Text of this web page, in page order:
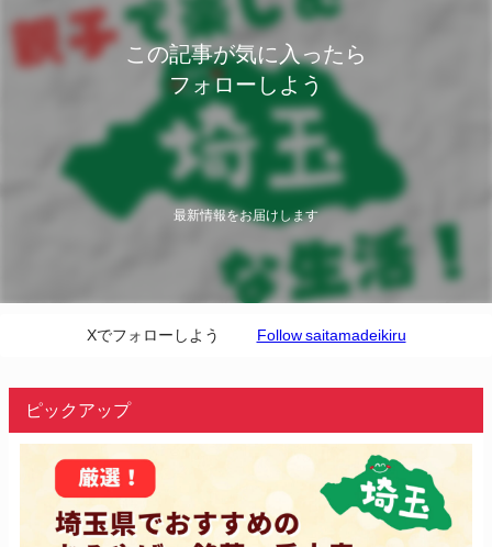
この記事が気に入ったら
フォローしよう
最新情報をお届けします
Xでフォローしよう Follow saitamadeikiru
ピックアップ